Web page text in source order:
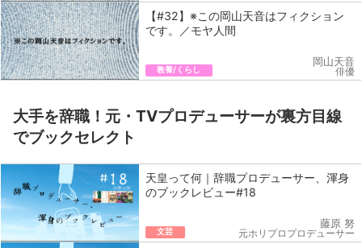
【#32】※この岡山天音はフィクション
です。／モヤ人間
教養/くらし
岡山天音
俳優
大手を辞職！元・TVプロデューサーが裏方目線
でブックセレクト
天皇って何｜辞職プロデューサー、渾身
のブックレビュー#18
文芸
藤原 努
元ホリプロプロデューサー